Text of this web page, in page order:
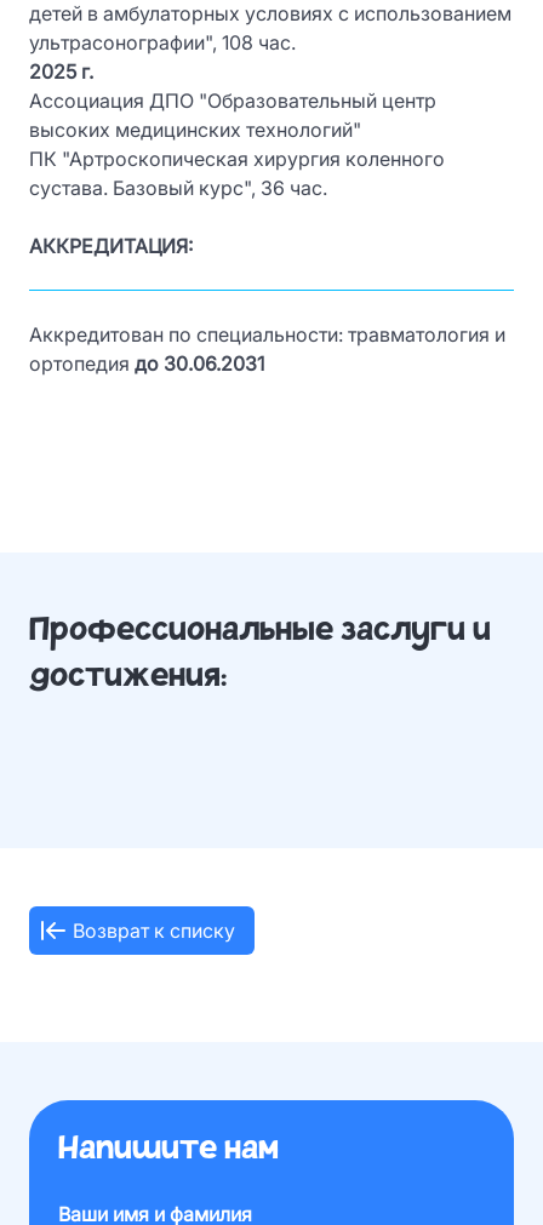
детей в амбулаторных условиях с использованием
ультрасонографии", 108 час.
2025 г.
Ассоциация ДПО "Образовательный центр
высоких медицинских технологий"
ПК "Артроскопическая хирургия коленного
сустава. Базовый курс", 36 час.
АККРЕДИТАЦИЯ:
Аккредитован по специальности: травматология и
ортопедия до 30.06.2031
Профессиональные заслуги и
достижения:
Возврат к списку
Напишите нам
Ваши имя и фамилия